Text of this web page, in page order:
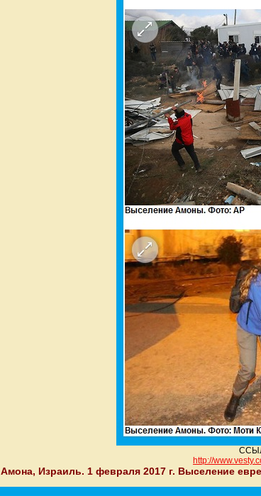
http://
Амона, Израиль. 1 февраля 2017 г. Выселение